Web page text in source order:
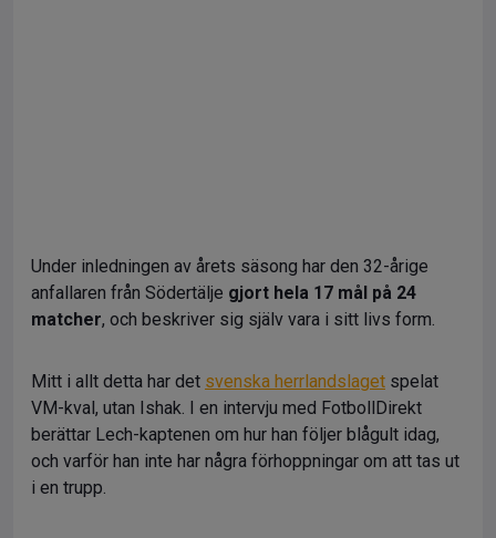
Under inledningen av årets säsong har den 32-årige
anfallaren från Södertälje gjort hela 17 mål på 24
matcher, och beskriver sig själv vara i sitt livs form.
Mitt i allt detta har det svenska herrlandslaget spelat
VM-kval, utan Ishak. I en intervju med FotbollDirekt
berättar Lech-kaptenen om hur han följer blågult idag,
och varför han inte har några förhoppningar om att tas ut
i en trupp.